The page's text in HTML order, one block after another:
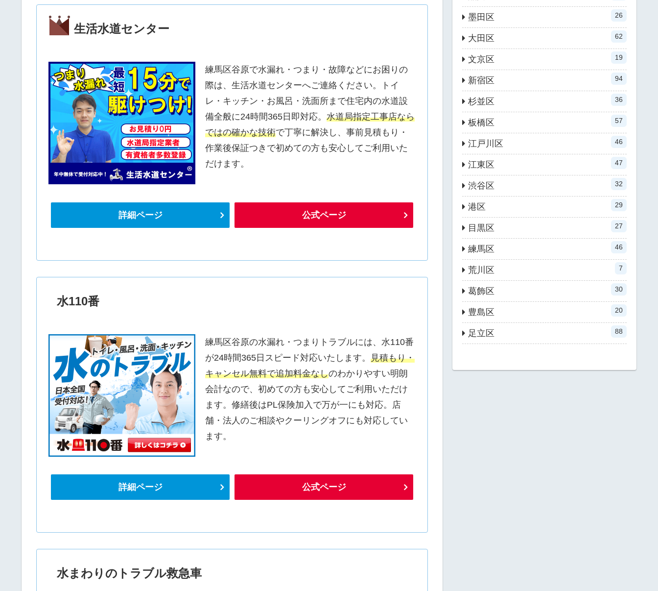
生活水道センター
練馬区谷原で水漏れ・つまり・故障などにお困りの
際は、生活水道センターへご連絡ください。トイ
レ・キッチン・お風呂・洗面所まで住宅内の水道設
備全般に24時間365日即対応。 水道局指定工事店なら
ではの確かな技術で丁寧に解決し、事前見積もり・
作業後保証つきで初めての方も安心してご利用いた
だけます。
詳細ページ 公式ページ
水110番
練馬区谷原の水漏れ・つまりトラブルには、水110番
が24時間365日スピード対応いたします。 見積もり・
キャンセル無料で追加料金なしのわかりやすい明朗
会計なので、初めての方も安心してご利用いただけ
ます。修繕後はPL保険加入で万が一にも対応。店
舗・法人のご相談やクーリングオフにも対応してい
ます。
詳細ページ 公式ページ
水まわりのトラブル救急車
墨田区 26
大田区 62
文京区 19
新宿区 94
杉並区 36
板橋区 57
江戸川区 46
江東区 47
渋谷区 32
港区 29
目黒区 27
練馬区 46
荒川区 7
葛飾区 30
豊島区 20
足立区 88